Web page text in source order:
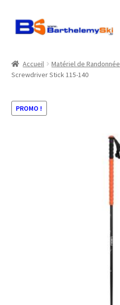
Aller
Aller
Atelier
Location
Accueil Matériel de Randonnée
Screwdriver Stick 115-140
PROMO !